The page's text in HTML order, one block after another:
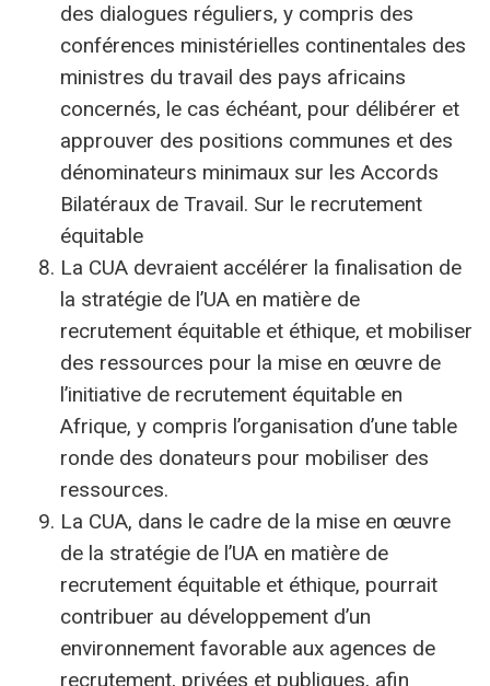
des dialogues réguliers, y compris des
conférences ministérielles continentales des
ministres du travail des pays africains
concernés, le cas échéant, pour délibérer et
approuver des positions communes et des
dénominateurs minimaux sur les Accords
Bilatéraux de Travail. Sur le recrutement
équitable
La CUA devraient accélérer la finalisation de
la stratégie de l’UA en matière de
recrutement équitable et éthique, et mobiliser
des ressources pour la mise en œuvre de
l’initiative de recrutement équitable en
Afrique, y compris l’organisation d’une table
ronde des donateurs pour mobiliser des
ressources.
La CUA, dans le cadre de la mise en œuvre
de la stratégie de l’UA en matière de
recrutement équitable et éthique, pourrait
contribuer au développement d’un
environnement favorable aux agences de
recrutement, privées et publiques, afin